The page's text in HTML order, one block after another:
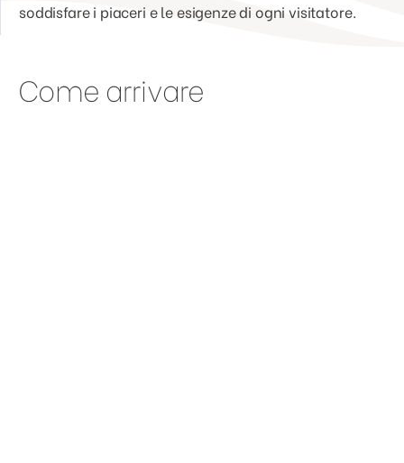
soddisfare i piaceri e le esigenze di ogni visitatore.
Come arrivare